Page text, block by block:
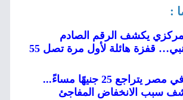
:
يكشف الرقم الصادم
للاحتياطي الأجنبي… قفزة هائلة لأول مرة تصل 55
صادم: الذهب في مصر يتراجع 25 جنيهًا مساءً...
سبب الانخفاض المفاجئ